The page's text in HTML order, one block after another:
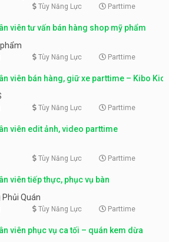
Tùy Năng Lực Parttime
viên tư vấn bán hàng shop mỹ phẩm
Tùy Năng Lực Parttime
viên bán hàng, giữ xe parttime – Kibo Kid
Tùy Năng Lực Parttime
viên edit ảnh, video parttime
Tùy Năng Lực Parttime
viên tiếp thực, phục vụ bàn
Phủi Quán
Tùy Năng Lực Parttime
viên phục vụ ca tối – quán kem dừa